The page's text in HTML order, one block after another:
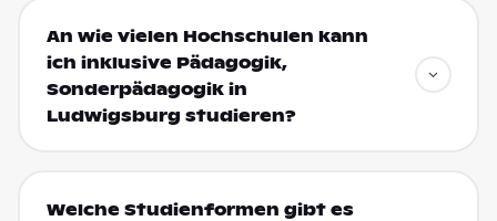
An wie vielen Hochschulen kann
ich inklusive Pädagogik,
Sonderpädagogik in
Ludwigsburg studieren?
Welche Studienformen gibt es